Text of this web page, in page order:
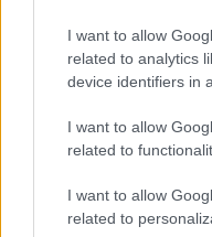
I want to allow
related to analytics
device identifiers in
I want to allow
related to
I want to allow
related to
ilyen automatikus
nem vették észre.
A Microsoft szerint a
hányadát jelentik a
hogy csak ezért nem
formázási
tudósoknak kell